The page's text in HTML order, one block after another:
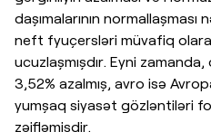
daşımalarının
neft fyuçersləri müvafiq
ucuzlaşmışdır. Eyni zamanda,
3,52% azalmış, avro isə
yumşaq siyasət gözləntiləri
zəifləmişdir.